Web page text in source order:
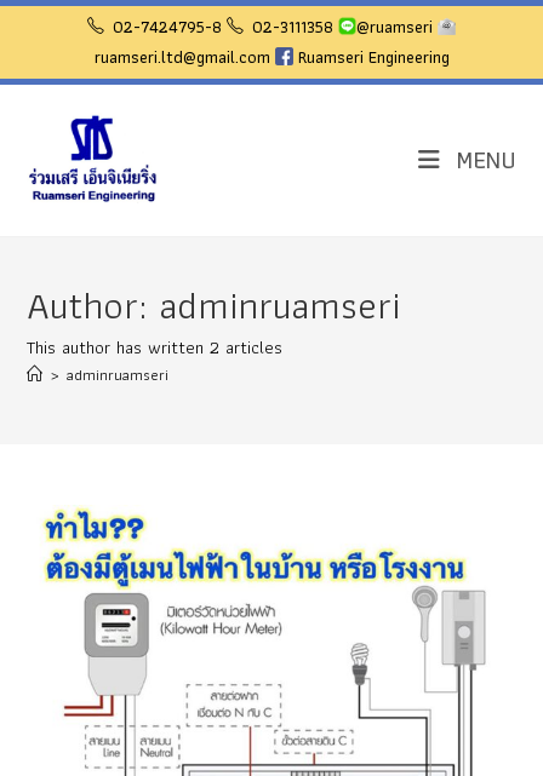
Skip
content
02-7424795-8 02-3111358
@ruamseri
ruamseri.ltd@gmail.com
Ruamseri Engineering
MENU
Author: adminruamseri
This author has written 2 articles
> adminruamseri